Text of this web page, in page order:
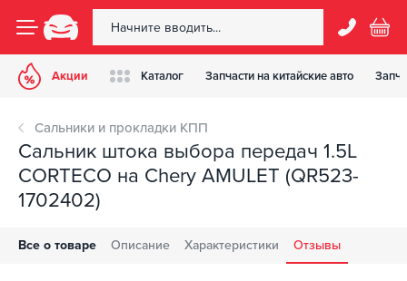
Акции Каталог Запчасти на китайские авто
Сальники и прокладки КПП
Сальник штока выбора передач 1.5L
CORTECO на Chery AMULET (QR523-
1702402)
Все о товаре Описание Характеристики Отзывы